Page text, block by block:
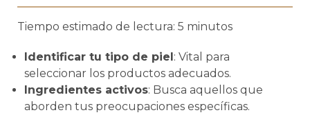
Tiempo estimado de lectura: 5 minutos
Identificar tu tipo de piel: Vital para
seleccionar los productos adecuados.
Ingredientes activos: Busca aquellos que
aborden tus preocupaciones específicas.